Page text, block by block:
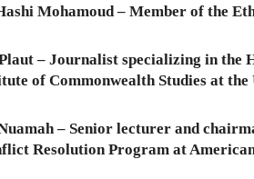
Mohamoud – Member of the
– Journalist specializing in the
of Commonwealth Studies at
– Senior lecturer and
Resolution Program at